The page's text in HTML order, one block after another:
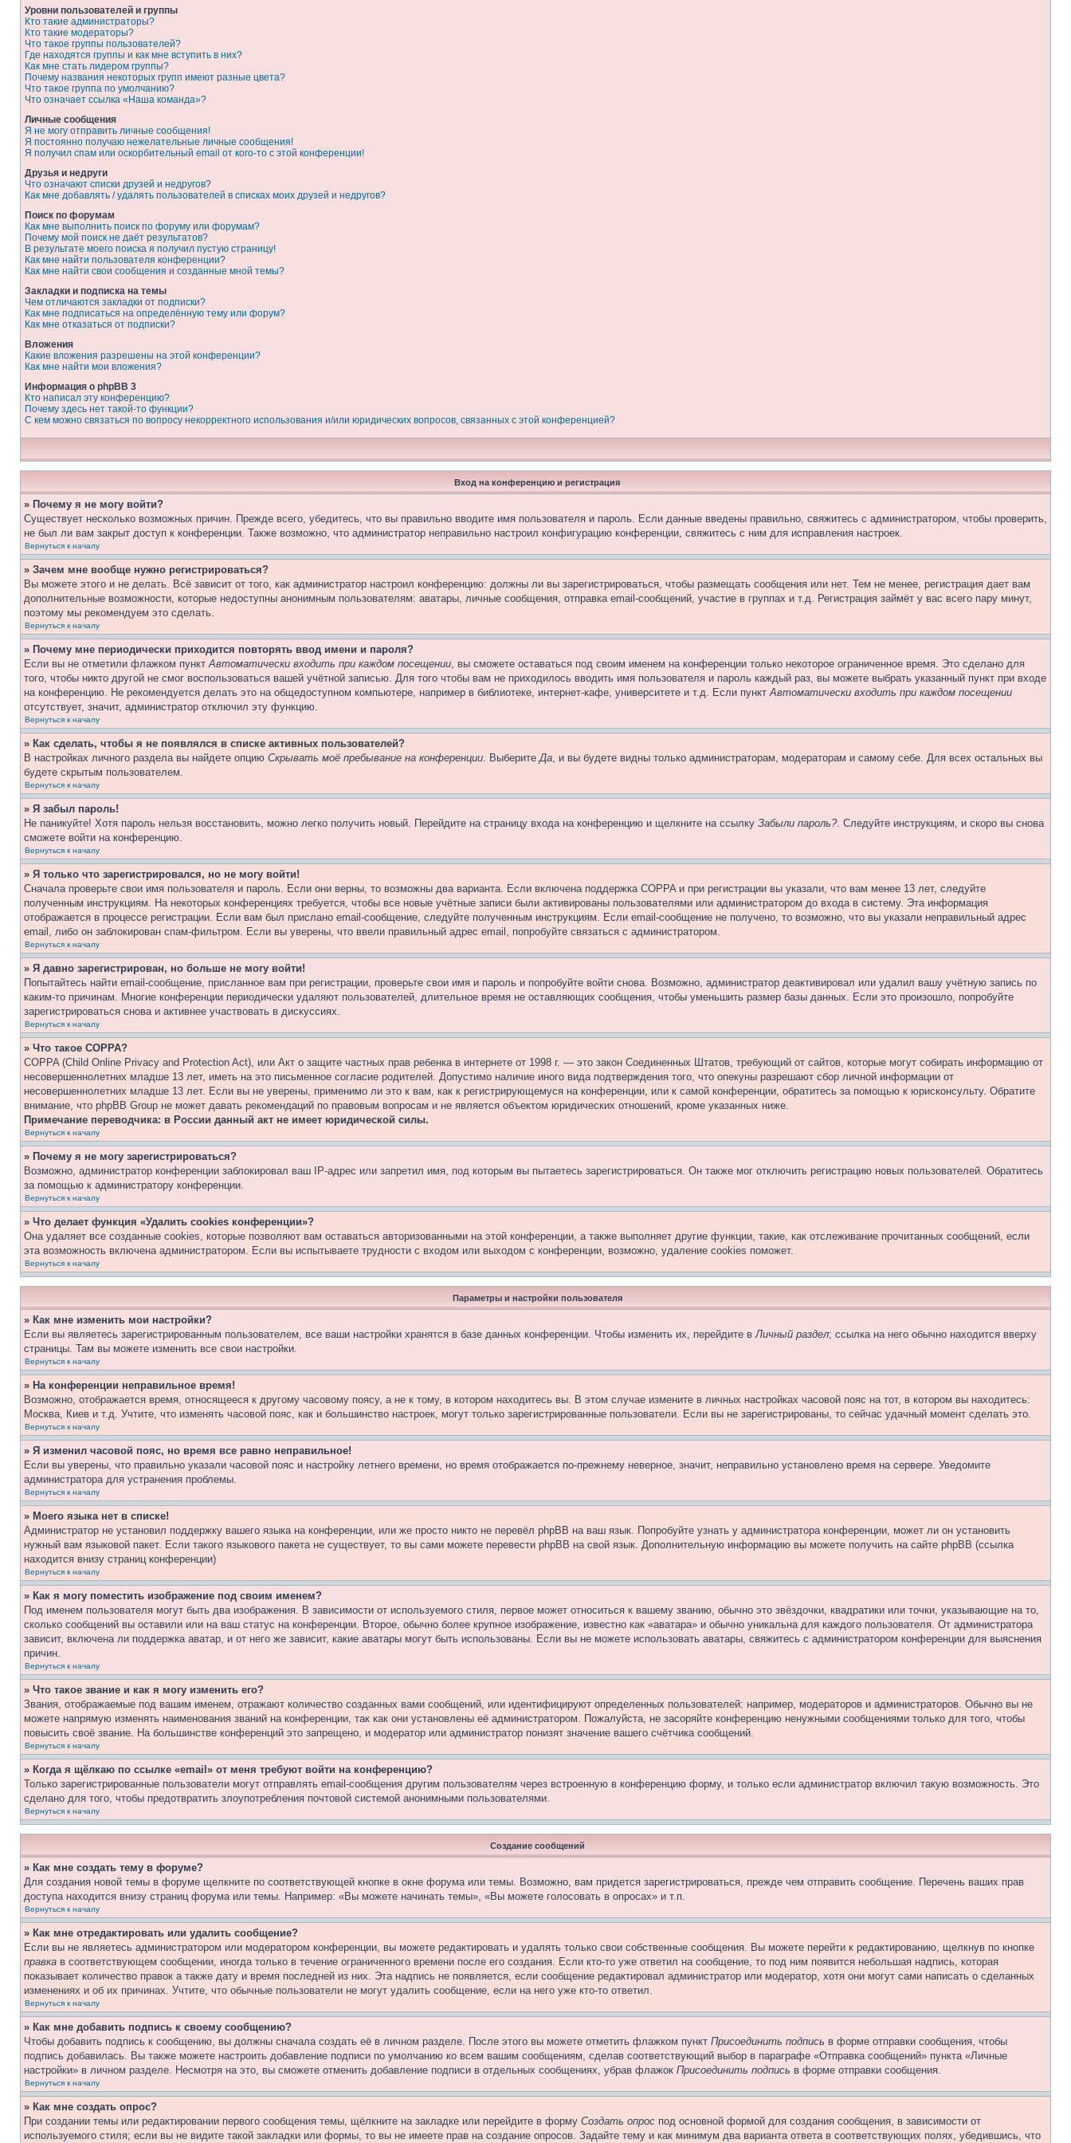
Уровни пользователей и группы
Кто такие администраторы?
Кто такие модераторы?
Что такое группы пользователей?
Где находятся группы и как мне вступить в них?
Как мне стать лидером группы?
Почему названия некоторых групп имеют разные цвета?
Что такое группа по умолчанию?
Что означает ссылка «Наша команда»?
Личные сообщения
Я не могу отправить личные сообщения!
Я постоянно получаю нежелательные личные сообщения!
Я получил спам или оскорбительный email от кого-то с этой конференции!
Друзья и недруги
Что означают списки друзей и недругов?
Как мне добавлять / удалять пользователей в списках моих друзей и недругов?
Поиск по форумам
Как мне выполнить поиск по форуму или форумам?
Почему мой поиск не даёт результатов?
В результате моего поиска я получил пустую страницу!
Как мне найти пользователя конференции?
Как мне найти свои сообщения и созданные мной темы?
Закладки и подписка на темы
Чем отличаются закладки от подписки?
Как мне подписаться на определённую тему или форум?
Как мне отказаться от подписки?
Вложения
Какие вложения разрешены на этой конференции?
Как мне найти мои вложения?
Информация о phpBB 3
Кто написал эту конференцию?
Почему здесь нет такой-то функции?
С кем можно связаться по вопросу некорректного использования и/или юридических вопросов, связанных с этой конференцией?
Вход на конференцию и регистрация
» Почему я не могу войти?
Существует несколько возможных причин. Прежде всего, убедитесь, что вы правильно вводите имя пользователя и пароль. Если данные введены правильно, свяжитесь с администратором, чтобы проверить,
не был ли вам закрыт доступ к конференции. Также возможно, что администратор неправильно настроил конфигурацию конференции, свяжитесь с ним для исправления настроек.
Вернуться к началу
» Зачем мне вообще нужно регистрироваться?
Вы можете этого и не делать. Всё зависит от того, как администратор настроил конференцию: должны ли вы зарегистрироваться, чтобы размещать сообщения или нет. Тем не менее, регистрация дает вам
дополнительные возможности, которые недоступны анонимным пользователям: аватары, личные сообщения, отправка email-сообщений, участие в группах и т.д. Регистрация займёт у вас всего пару минут,
поэтому мы рекомендуем это сделать.
Вернуться к началу
» Почему мне периодически приходится повторять ввод имени и пароля?
Если вы не отметили флажком пунктАвтоматически входить при каждом посещении, вы сможете оставаться под своим именем на конференции только некоторое ограниченное время. Это сделано для
того, чтобы никто другой не смог воспользоваться вашей учётной записью. Для того чтобы вам не приходилось вводить имя пользователя и пароль каждый раз, вы можете выбрать указанный пункт при входе
на конференцию. Не рекомендуется делать это на общедоступном компьютере, например в библиотеке, интернет-кафе, университете и т.д. Если пунктАвтоматически входить при каждом посещении
отсутствует, значит, администратор отключил эту функцию.
Вернуться к началу
» Как сделать, чтобы я не появлялся в списке активных пользователей?
В настройках личного раздела вы найдете опцию Скрывать моё пребывание на конференции. ВыберитеДа, и вы будете видны только администраторам, модераторам и самому себе. Для всех остальных вы
будете скрытым пользователем.
Вернуться к началу
» Я забыл пароль!
Не паникуйте! Хотя пароль нельзя восстановить, можно легко получить новый. Перейдите на страницу входа на конференцию и щелкните на ссылку Забыли пароль?. Следуйте инструкциям, и скоро вы снова
сможете войти на конференцию.
Вернуться к началу
» Я только что зарегистрировался, но не могу войти!
Сначала проверьте свои имя пользователя и пароль. Если они верны, то возможны два варианта. Если включена поддержка COPPA и при регистрации вы указали, что вам менее 13 лет, следуйте
полученным инструкциям. На некоторых конференциях требуется, чтобы все новые учётные записи были активированы пользователями или администратором до входа в систему. Эта информация
отображается в процессе регистрации. Если вам был прислано email-сообщение, следуйте полученным инструкциям. Если email-сообщение не получено, то возможно, что вы указали неправильный адрес
email, либо он заблокирован спам-фильтром. Если вы уверены, что ввели правильный адрес email, попробуйте связаться с администратором.
Вернуться к началу
» Я давно зарегистрирован, но больше не могу войти!
Попытайтесь найти email-сообщение, присланное вам при регистрации, проверьте свои имя и пароль и попробуйте войти снова. Возможно, администратор деактивировал или удалил вашу учётную запись по
каким-то причинам. Многие конференции периодически удаляют пользователей, длительное время не оставляющих сообщения, чтобы уменьшить размер базы данных. Если это произошло, попробуйте
зарегистрироваться снова и активнее участвовать в дискуссиях.
Вернуться к началу
» Что такое COPPA?
COPPA (Child Online Privacy and Protection Act), или Акт о защите частных прав ребенка в интернете от 1998 г. — это закон Соединенных Штатов, требующий от сайтов, которые могут собирать информацию от
несовершеннолетних младше 13 лет, иметь на это письменное согласие родителей. Допустимо наличие иного вида подтверждения того, что опекуны разрешают сбор личной информации от
несовершеннолетних младше 13 лет. Если вы не уверены, применимо ли это к вам, как к регистрирующемуся на конференции, или к самой конференции, обратитесь за помощью к юрисконсульту. Обратите
внимание, что phpBB Group не может давать рекомендаций по правовым вопросам и не является объектом юридических отношений, кроме указанных ниже.
Примечание переводчика: в России данный акт не имеет юридической силы.
Вернуться к началу
» Почему я не могу зарегистрироваться?
Возможно, администратор конференции заблокировал ваш IP-адрес или запретил имя, под которым вы пытаетесь зарегистрироваться. Он также мог отключить регистрацию новых пользователей. Обратитесь
за помощью к администратору конференции.
Вернуться к началу
» Что делает функция «Удалить cookies конференции»?
Она удаляет все созданные cookies, которые позволяют вам оставаться авторизованными на этой конференции, а также выполняет другие функции, такие, как отслеживание прочитанных сообщений, если
эта возможность включена администратором. Если вы испытываете трудности с входом или выходом с конференции, возможно, удаление cookies поможет.
Вернуться к началу
Параметры и настройки пользователя
» Как мне изменить мои настройки?
Если вы являетесь зарегистрированным пользователем, все ваши настройки хранятся в базе данных конференции. Чтобы изменить их, перейдите вЛичный раздел; ссылка на него обычно находится вверху
страницы. Там вы можете изменить все свои настройки.
Вернуться к началу
» На конференции неправильное время!
Возможно, отображается время, относящееся к другому часовому поясу, а не к тому, в котором находитесь вы. В этом случае измените в личных настройках часовой пояс на тот, в котором вы находитесь:
Москва, Киев и т.д. Учтите, что изменять часовой пояс, как и большинство настроек, могут только зарегистрированные пользователи. Если вы не зарегистрированы, то сейчас удачный момент сделать это.
Вернуться к началу
» Я изменил часовой пояс, но время все равно неправильное!
Если вы уверены, что правильно указали часовой пояс и настройку летнего времени, но время отображается по-прежнему неверное, значит, неправильно установлено время на сервере. Уведомите
администратора для устранения проблемы.
Вернуться к началу
» Моего языка нет в списке!
Администратор не установил поддержку вашего языка на конференции, или же просто никто не перевёл phpBB на ваш язык. Попробуйте узнать у администратора конференции, может ли он установить
нужный вам языковой пакет. Если такого языкового пакета не существует, то вы сами можете перевести phpBB на свой язык. Дополнительную информацию вы можете получить на сайте phpBB (ссылка
находится внизу страниц конференции)
Вернуться к началу
» Как я могу поместить изображение под своим именем?
Под именем пользователя могут быть два изображения. В зависимости от используемого стиля, первое может относиться к вашему званию, обычно это звёздочки, квадратики или точки, указывающие на то,
сколько сообщений вы оставили или на ваш статус на конференции. Второе, обычно более крупное изображение, известно как «аватара» и обычно уникальна для каждого пользователя. От администратора
зависит, включена ли поддержка аватар, и от него же зависит, какие аватары могут быть использованы. Если вы не можете использовать аватары, свяжитесь с администратором конференции для выяснения
причин.
Вернуться к началу
» Что такое звание и как я могу изменить его?
Звания, отображаемые под вашим именем, отражают количество созданных вами сообщений, или идентифицируют определенных пользователей: например, модераторов и администраторов. Обычно вы не
можете напрямую изменять наименования званий на конференции, так как они установлены её администратором. Пожалуйста, не засоряйте конференцию ненужными сообщениями только для того, чтобы
повысить своё звание. На большинстве конференций это запрещено, и модератор или администратор понизят значение вашего счётчика сообщений.
Вернуться к началу
» Когда я щёлкаю по ссылке «email» от меня требуют войти на конференцию?
Только зарегистрированные пользователи могут отправлять email-сообщения другим пользователям через встроенную в конференцию форму, и только если администратор включил такую возможность. Это
сделано для того, чтобы предотвратить злоупотребления почтовой системой анонимными пользователями.
Вернуться к началу
Создание сообщений
» Как мне создать тему в форуме?
Для создания новой темы в форуме щелкните по соответствующей кнопке в окне форума или темы. Возможно, вам придется зарегистрироваться, прежде чем отправить сообщение. Перечень ваших прав
доступа находится внизу страниц форума или темы. Например: «Вы можете начинать темы», «Вы можете голосовать в опросах» и т.п.
Вернуться к началу
» Как мне отредактировать или удалить сообщение?
Если вы не являетесь администратором или модератором конференции, вы можете редактировать и удалять только свои собственные сообщения. Вы можете перейти к редактированию, щелкнув по кнопке
правка в соответствующем сообщении, иногда только в течение ограниченного времени после его создания. Если кто-то уже ответил на сообщение, то под ним появится небольшая надпись, которая
показывает количество правок а также дату и время последней из них. Эта надпись не появляется, если сообщение редактировал администратор или модератор, хотя они могут сами написать о сделанных
изменениях и об их причинах. Учтите, что обычные пользователи не могут удалить сообщение, если на него уже кто-то ответил.
Вернуться к началу
» Как мне добавить подпись к своему сообщению?
Чтобы добавить подпись к сообщению, вы должны сначала создать её в личном разделе. После этого вы можете отметить флажком пункт Присоединить подпись в форме отправки сообщения, чтобы
подпись добавилась. Вы также можете настроить добавление подписи по умолчанию ко всем вашим сообщениям, сделав соответствующий выбор в параграфе «Отправка сообщений» пункта «Личные
настройки» в личном разделе. Несмотря на это, вы сможете отменить добавление подписи в отдельных сообщениях, убрав флажок Присоединить подпись в форме отправки сообщения.
Вернуться к началу
» Как мне создать опрос?
При создании темы или редактировании первого сообщения темы, щёлкните на закладке или перейдите в форму Создать опрос под основной формой для создания сообщения, в зависимости от
используемого стиля; если вы не видите такой закладки или формы, то вы не имеете прав на создание опросов. Задайте тему и как минимум два варианта ответа в соответствующих полях, убедившись, что